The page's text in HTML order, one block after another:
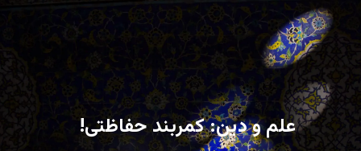
علم و دین: کمربند حفاظتی!